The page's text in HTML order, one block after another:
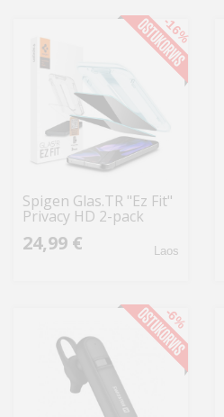
Spigen Glas.TR "Ez Fit"
Privacy HD 2-pack
privacy glass for
Google Pixel 9 / 9 Pro
24,99 € Laos
-16%
-6%